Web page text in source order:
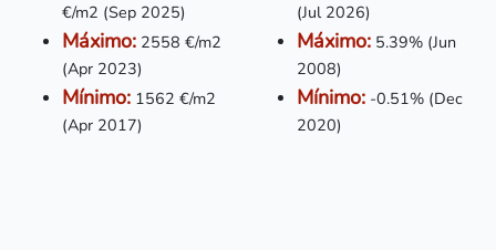
€/m2 (Sep 2025)
Máximo: 2558 €/m2
(Apr 2023)
Mínimo: 1562 €/m2
(Apr 2017)
(Jul 2026)
Máximo: 5.39% (Jun
2008)
Mínimo: -0.51% (Dec
2020)